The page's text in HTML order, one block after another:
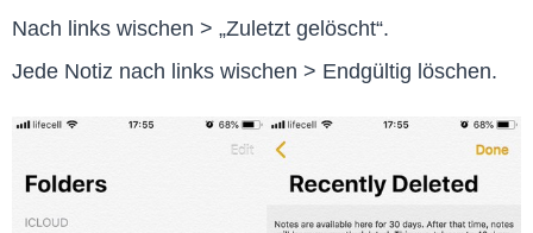
Nach links wischen > „Zuletzt gelöscht“.
Jede Notiz nach links wischen > Endgültig löschen.